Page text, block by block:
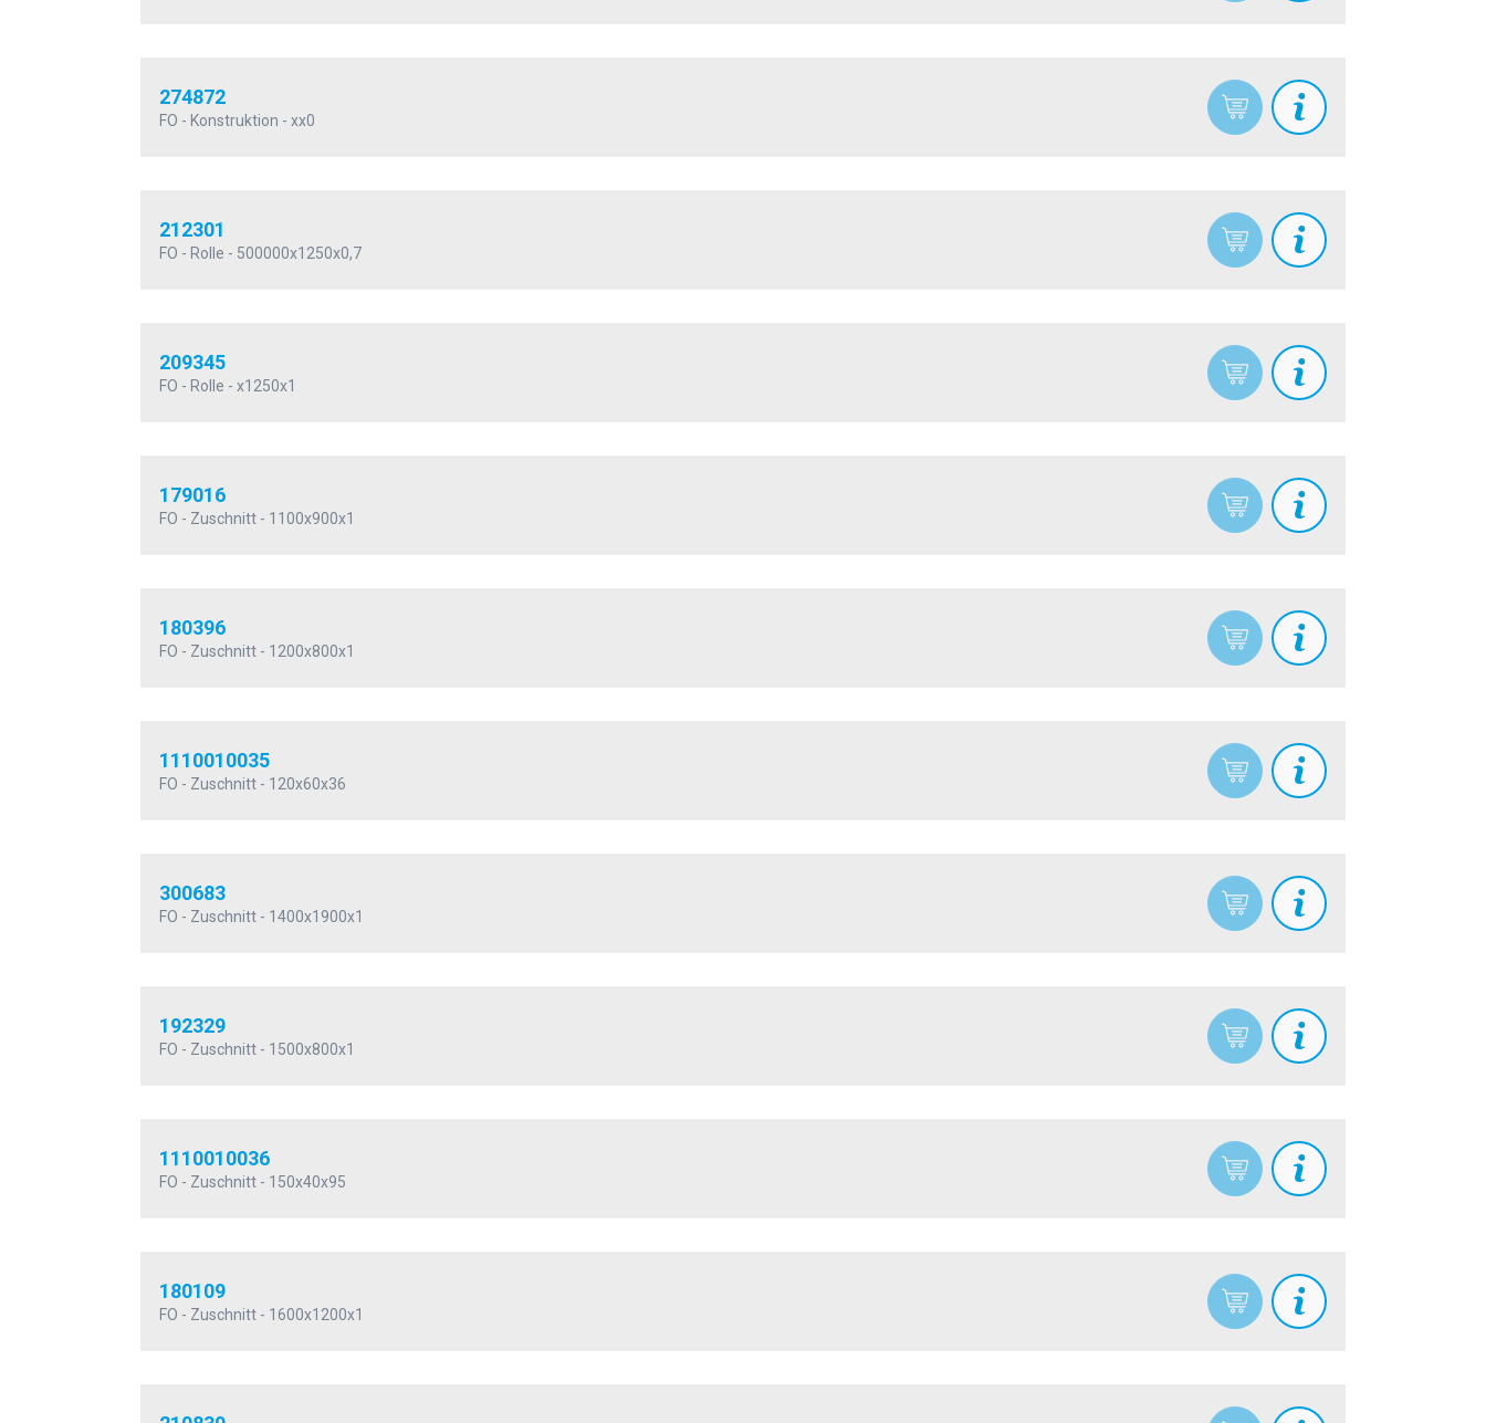
274872
FO - Konstruktion - xx0
212301
FO - Rolle - 500000x1250x0,7
209345
FO - Rolle - x1250x1
179016
FO - Zuschnitt - 1100x900x1
180396
FO - Zuschnitt - 1200x800x1
1110010035
FO - Zuschnitt - 120x60x36
300683
FO - Zuschnitt - 1400x1900x1
192329
FO - Zuschnitt - 1500x800x1
1110010036
FO - Zuschnitt - 150x40x95
180109
FO - Zuschnitt - 1600x1200x1